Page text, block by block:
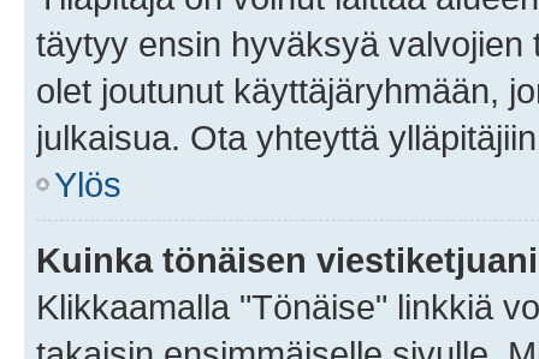
täytyy ensin hyväksyä
olet joutunut käyttäjäryhmään,
julkaisua. Ota yhteyttä
Ylös
Kuinka tönäisen
Klikkaamalla "Tönäise" linkkiä